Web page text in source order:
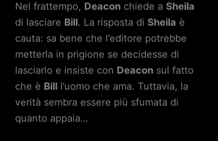
Nel frattempo, Deaconchiede a Sheila
di lasciare Bill. La risposta di Sheila è
cauta: sa bene che l’editore potrebbe
metterla in prigione se decidesse di
lasciarlo e insiste con Deaconsul fatto
che è Bill l’uomo che ama. Tuttavia, la
verità sembra essere più sfumata di
quanto appaia…